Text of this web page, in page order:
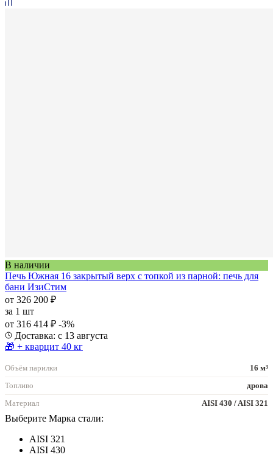
В наличии
Печь Южная 16 закрытый верх с топкой из парной: печь для
бани ИзиСтим
от 326 200 ₽
за 1 шт
от 316 414 ₽ -3%
Доставка: с 13 августа
🎁 + кварцит 40 кг
Объём парилки
16 м³
Топливо
дрова
Материал
AISI 430 / AISI 321
Выберите Марка стали:
AISI 321
AISI 430